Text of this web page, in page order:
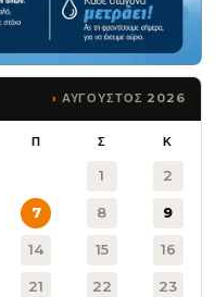
ΑΥΓΟΥΣΤΟΣ 2026
Π Σ Κ
1 2
7 8 9
14 15 16
21 22 23